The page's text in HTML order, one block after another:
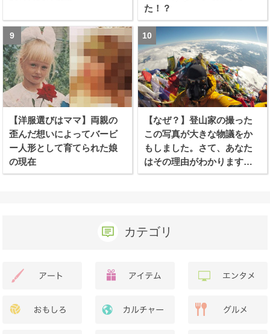
た！？
【洋服選びはママ】両親の
歪んだ想いによってバービ
ー人形として育てられた娘
の現在
【なぜ？】登山家の撮った
この写真が大きな物議をか
もしました。さて、あなた
はその理由がわかります
か？
カテゴリ